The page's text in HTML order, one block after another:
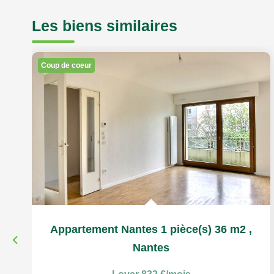
Les biens similaires
Coup de coeur
Appartement Nantes 1 pièce(s) 36 m2 ,
Nantes